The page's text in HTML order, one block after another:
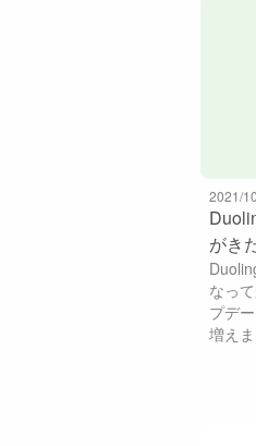
2021/
がき
なっ
プデ
増えま